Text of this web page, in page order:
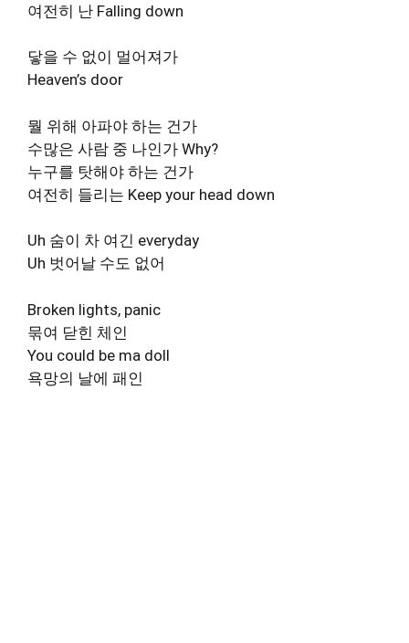
여전히 난 Falling down
닿을 수 없이 멀어져가
Heaven’s door
뭘 위해 아파야 하는 건가
수많은 사람 중 나인가 Why?
누구를 탓해야 하는 건가
여전히 들리는 Keep your head down
Uh 숨이 차 여긴 everyday
Uh 벗어날 수도 없어
Broken lights, panic
묶여 닫힌 체인
You could be ma doll
욕망의 날에 패인